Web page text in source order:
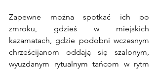
Zapewne można spotkać ich po
zmroku, gdzieś w miejskich
kazamatach, gdzie podobni wczesnym
chrześcijanom oddają się szalonym,
wyuzdanym rytualnym tańcom w rytm